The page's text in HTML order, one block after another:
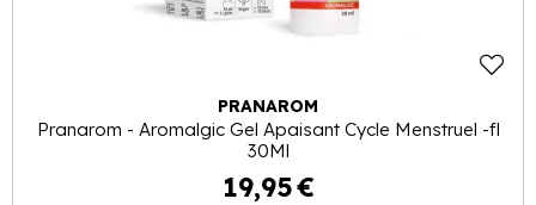
PRANAROM
Pranarom - Aromalgic Gel Apaisant Cycle Menstruel -fl
30Ml
19,95€